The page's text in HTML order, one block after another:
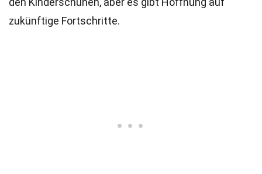
zukünftige Fortschritte.